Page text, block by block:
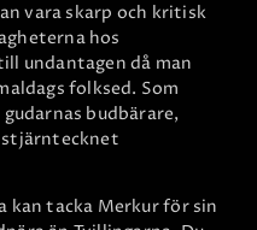
vara skarp och kritisk
hos
undantagen då man
folksed. Som
budbärare,
kan tacka Merkur för sin